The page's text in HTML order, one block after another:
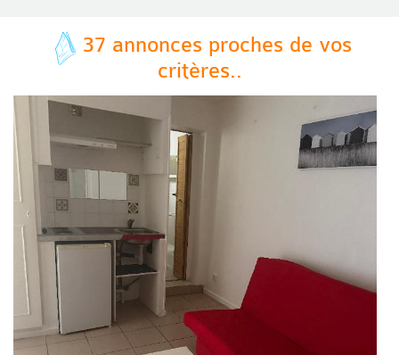
37 annonces proches de vos
critères..